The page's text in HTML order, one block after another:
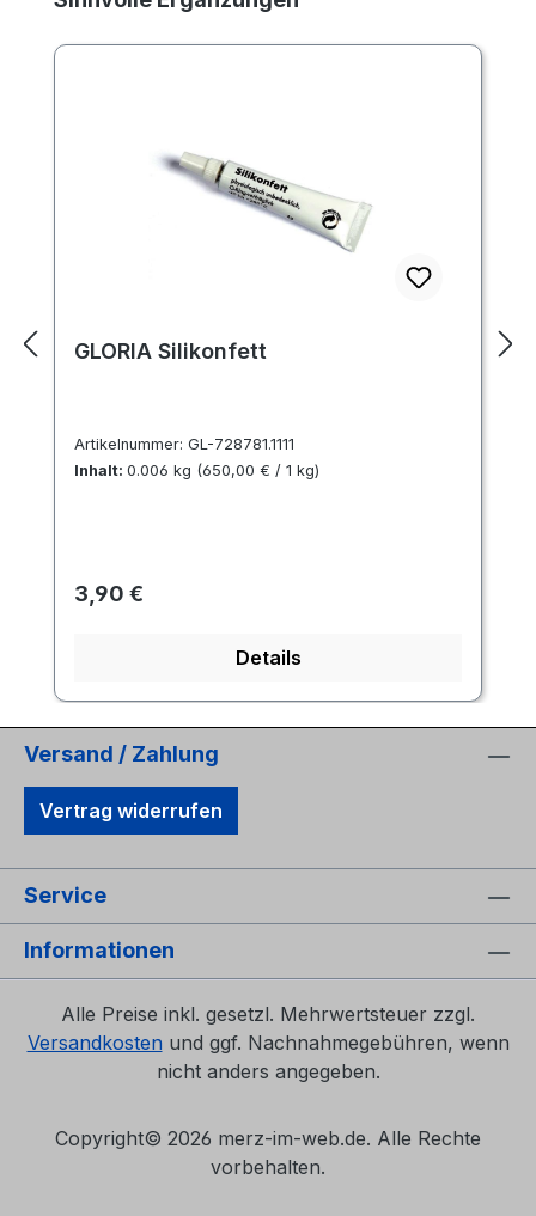
GLORIA Silikonfett
Artikelnummer: GL-728781.1111
Inhalt: 0.006 kg (650,00 € / 1 kg)
Regulärer Preis:
3,90 €
Details
Versand / Zahlung
Vertrag widerrufen
Service
Informationen
Alle Preise inkl. gesetzl. Mehrwertsteuer zzgl.
Versandkosten und ggf. Nachnahmegebühren, wenn
nicht anders angegeben.
Copyright© 2026 merz-im-web.de. Alle Rechte
vorbehalten.